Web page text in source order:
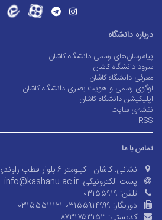
درباره دانشگاه
پیام‌رسان‌های رسمی دانشگاه کاشان
سرود دانشگاه کاشان
معرفی دانشگاه کاشان
لوگوی رسمی و هویت بصری دانشگاه کاشان
اپلیکیشن دانشگاه کاشان
نقشه‌ی سایت
RSS
تماس با ما
نشانی: کاشان - کیلومتر ۶ بلوار قطب راوندی
پست الکترونیکی: info@kashanu.ac.ir
تلفن: ۰۳۱۵۵۹۱۹
دورنگار: ۰۳۱۵۵۵۱۱۱۲۱-۰۳۱۵۵۹۱۴۹۹۹